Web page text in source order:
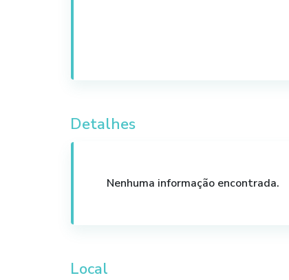
Detalhes
Nenhuma informação encontrada.
Local